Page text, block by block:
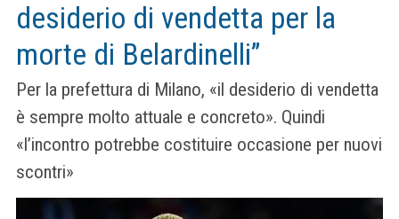
desiderio di vendetta per la
morte di Belardinelli”
Per la prefettura di Milano, «il desiderio di vendetta
è sempre molto attuale e concreto». Quindi
«l’incontro potrebbe costituire occasione per nuovi
scontri»